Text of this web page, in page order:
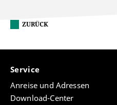
ZURÜCK
Service
Anreise und Adressen
Download-Center